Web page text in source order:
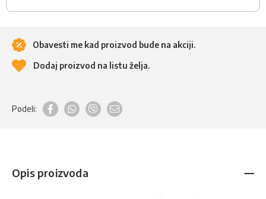
Obavesti me kad proizvod bude na akciji.
Dodaj proizvod na listu želja.
Podeli:
Opis proizvoda